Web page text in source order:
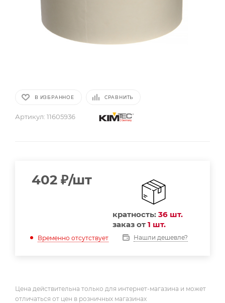
В ИЗБРАННОЕ СРАВНИТЬ
Артикул: 11605936
402 ₽/шт
кратность: 36 шт.
заказ от 1 шт.
Временно отсутствует Нашли дешевле?
Цена действительна только для интернет-магазина и может
отличаться от цен в розничных магазинах